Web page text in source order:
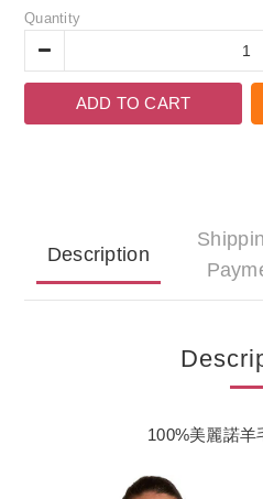
Quantity
ADD TO CART
Description
100%美麗諾羊